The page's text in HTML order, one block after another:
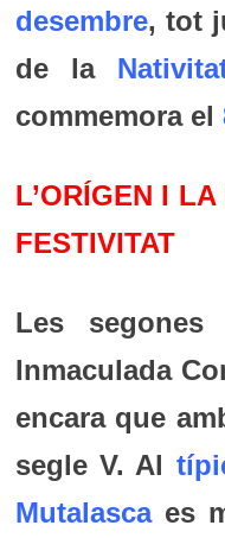
desembre, tot
de la
commemora el
L’ORÍGEN I
FESTIVITAT
Les
Inmaculada
encara que
segle V. Al
Mutalascaes